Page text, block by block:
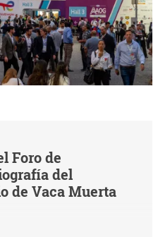
Foro de
del
de Vaca Muerta